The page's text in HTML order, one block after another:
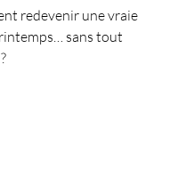
redevenir une vraie
sans tout